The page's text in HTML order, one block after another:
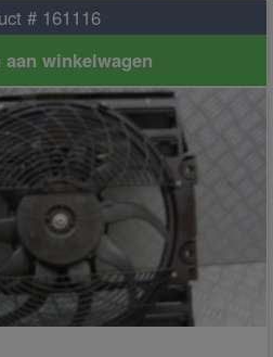
# 161116
aan winkelwagen